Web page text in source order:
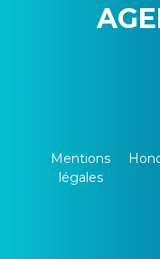
Mentions
légales